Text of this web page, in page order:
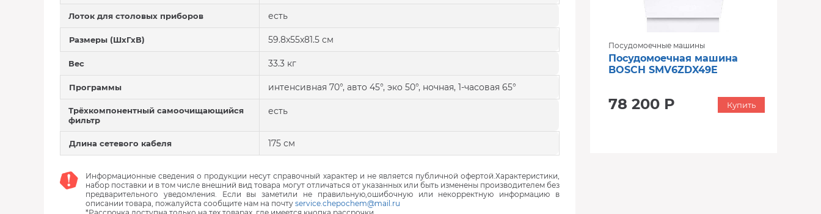
Лоток для столовых приборов есть
Размеры (ШхГхВ) 59.8x55x81.5 см
Вес 33.3 кг
Программы интенсивная 70°, авто 45°, эко 50°, ночная, 1-часовая 65°
Трёхкомпонентный самоочищающийся
фильтр
есть
Длина сетевого кабеля 175 см
Информационные сведения о продукции несут справочный характер и не является публичной офертой.Характеристики,
набор поставки и в том числе внешний вид товара могут отличаться от указанных или быть изменены производителем без
предварительного уведомления. Если вы заметили не правильную,ошибочную или некорректную информацию в
описании товара, пожалуйста сообщите нам на почту service.chepochem@mail.ru
Посудомоечные машины
Посудомоечная машина
BOSCH SMV6ZDX49E
78 200 Р Купить